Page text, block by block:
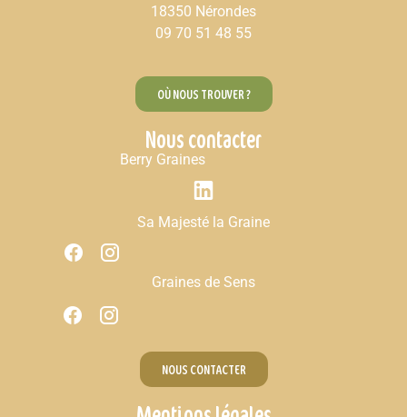
18350 Nérondes
09 70 51 48 55
OÙ NOUS TROUVER ?
Nous contacter
Berry Graines
Sa Majesté la Graine
Graines de Sens
NOUS CONTACTER